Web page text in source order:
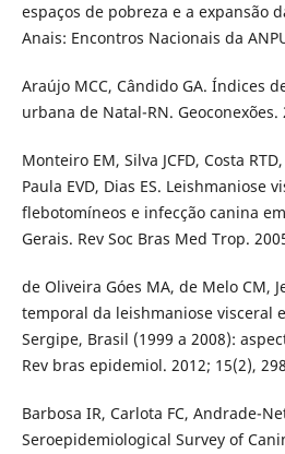
espaços de pobreza e a expansão
Anais: Encontros Nacionais da
Araújo MCC, Cândido GA. Índices
urbana de Natal-RN. Geoconexões.
Monteiro EM, Silva JCFD, Costa
Paula EVD, Dias ES. Leishmaniose
flebotomíneos e infecção canina
Gerais. Rev Soc Bras Med Trop.
de Oliveira Góes MA, de Melo CM,
temporal da leishmaniose visceral
Sergipe, Brasil (1999 a 2008):
Rev bras epidemiol. 2012; 15(2),
Barbosa IR, Carlota FC, Andrade-
Seroepidemiological Survey of